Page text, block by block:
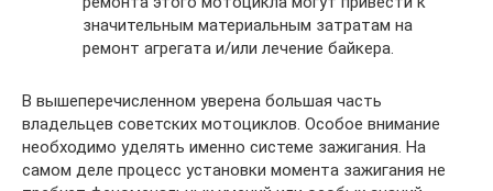
значительным материальным затратам на
ремонт агрегата и/или лечение байкера.
В вышеперечисленном уверена большая часть
владельцев советских мотоциклов. Особое внимание
необходимо уделять именно системе зажигания. На
самом деле процесс установки момента зажигания не